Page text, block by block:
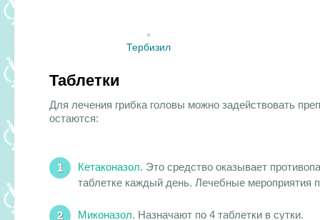
Тербизил
Таблетки
Для лечения грибка головы можно задействовать
остаются:
Кетаконазол. Это средство оказывает
таблетке каждый день. Лечебные мероприятия
Миконазол. Назначают по 4 таблетки в сутки.